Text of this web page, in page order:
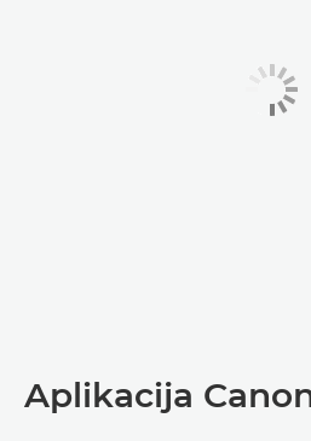
Aplikacija